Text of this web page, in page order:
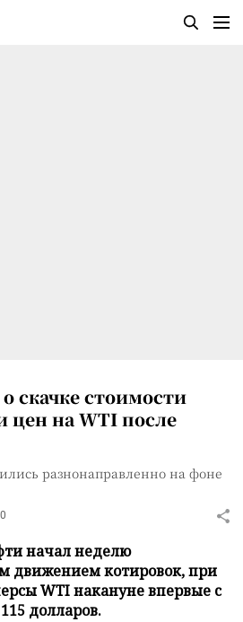
скачке стоимости
цен на WTI после
разнонаправленно на фоне
0
начал неделю
движением котировок, при
WTI накануне впервые с
долларов.